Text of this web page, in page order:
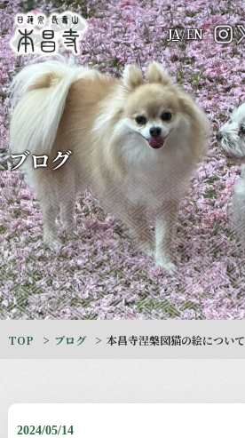
JA/EN
ブログ
TOP ブログ 本昌寺涅槃図猫の絵について
2024/05/14